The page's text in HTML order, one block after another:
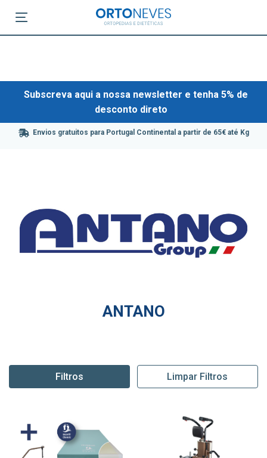
Subscreva aqui a nossa newsletter e tenha 5% de
desconto direto
Envios gratuitos para Portugal Continental a partir de 65€ até Kg
ANTANO
Filtros Limpar Filtros